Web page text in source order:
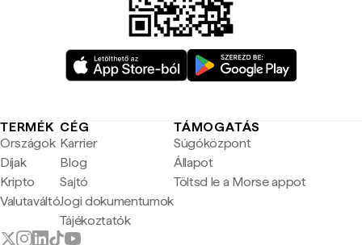
TERMÉK
Országok
Díjak
Kripto
Valutaváltó
CÉG
Karrier
Blog
Sajtó
Jogi dokumentumok
Tájékoztatók
TÁMOGATÁS
Súgóközpont
Állapot
Töltsd le a Morse appot